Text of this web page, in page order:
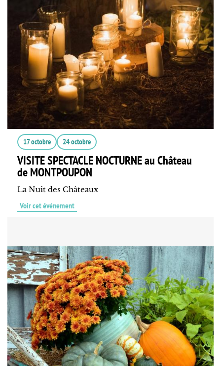
17 octobre 24 octobre
VISITE SPECTACLE NOCTURNE au Château
de MONTPOUPON
La Nuit des Châteaux
Voir cet événement